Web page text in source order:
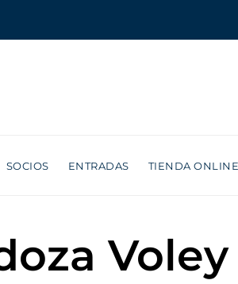
SOCIOS ENTRADAS TIENDA ONLINE